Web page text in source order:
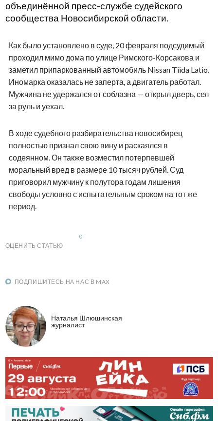
объединённой пресс-службе судейского
сообщества Новосибирской области.
Как было установлено в суде, 20 февраля подсудимый
проходил мимо дома по улице Римского-Корсакова и
заметил припаркованный автомобиль Nissan Tiida Latio.
Иномарка оказалась не заперта, а двигатель работал.
Мужчина не удержался от соблазна — открыл дверь, сел
за руль и уехал.
В ходе судебного разбирательства новосибирец
полностью признал свою вину и раскаялся в
содеянном. Он также возместил потерпевшей
моральный вред в размере 10 тысяч рублей. Суд
приговорил мужчину к полутора годам лишения
свободы условно с испытательным сроком на тот же
период.
ОЦЕНИТЬ СТАТЬЮ
0
ПОДПИШИТЕСЬ НА НАС В MAX
Наталья Шлюшинская
журналист